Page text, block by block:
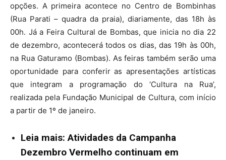
opções. A primeira acontece no Centro de Bombinhas
(Rua Parati – quadra da praia), diariamente, das 18h às
00h. Já a Feira Cultural de Bombas, que inicia no dia 22
de dezembro, acontecerá todos os dias, das 19h às 00h,
na Rua Gaturamo (Bombas). As feiras também serão uma
oportunidade para conferir as apresentações artísticas
que integram a programação do ‘Cultura na Rua’,
realizada pela Fundação Municipal de Cultura, com início
a partir de 1º de janeiro.
Leia mais: Atividades da Campanha
Dezembro Vermelho continuam em